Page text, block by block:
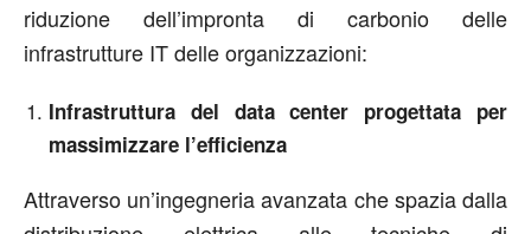
riduzione dell’impronta di carbonio delle
infrastrutture IT delle organizzazioni:
Infrastruttura del data center progettata per
massimizzare l’efficienza
Attraverso un’ingegneria avanzata che spazia dalla